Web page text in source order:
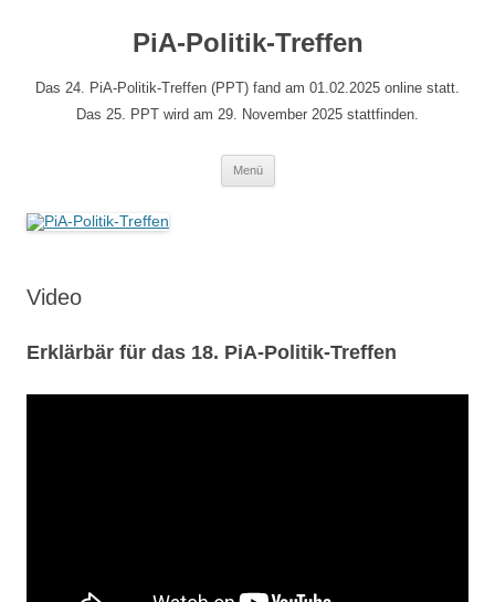
PiA-Politik-Treffen
Das 24. PiA-Politik-Treffen (PPT) fand am 01.02.2025 online statt.
Das 25. PPT wird am 29. November 2025 stattfinden.
Menü
Video
Erklärbär für das 18. PiA-Politik-Treffen